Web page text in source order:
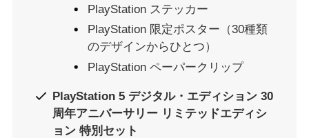
PlayStation ステッカー
PlayStation 限定ポスター（30種類
のデザインからひとつ）
PlayStation ペーパークリップ
PlayStation 5 デジタル・エディション 30
周年アニバーサリー リミテッドエディシ
ョン 特別セット